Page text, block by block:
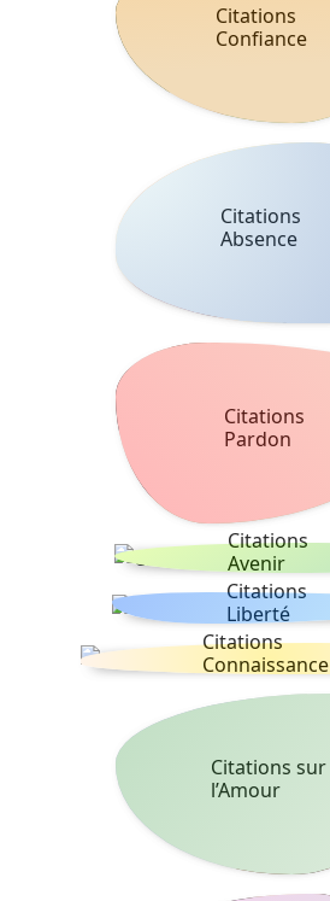
Citations
Confiance
Citations
Absence
Citations
Pardon
Citations
Avenir
Citations
Liberté
Citations
Connaissance
Citations sur
l’Amour